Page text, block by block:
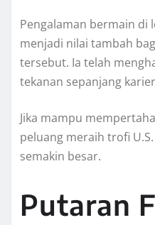
Pengalaman bermain di
menjadi nilai tambah
tersebut. Ia telah
tekanan sepanjang
Jika mampu
peluang meraih trofi
semakin besar.
Putaran